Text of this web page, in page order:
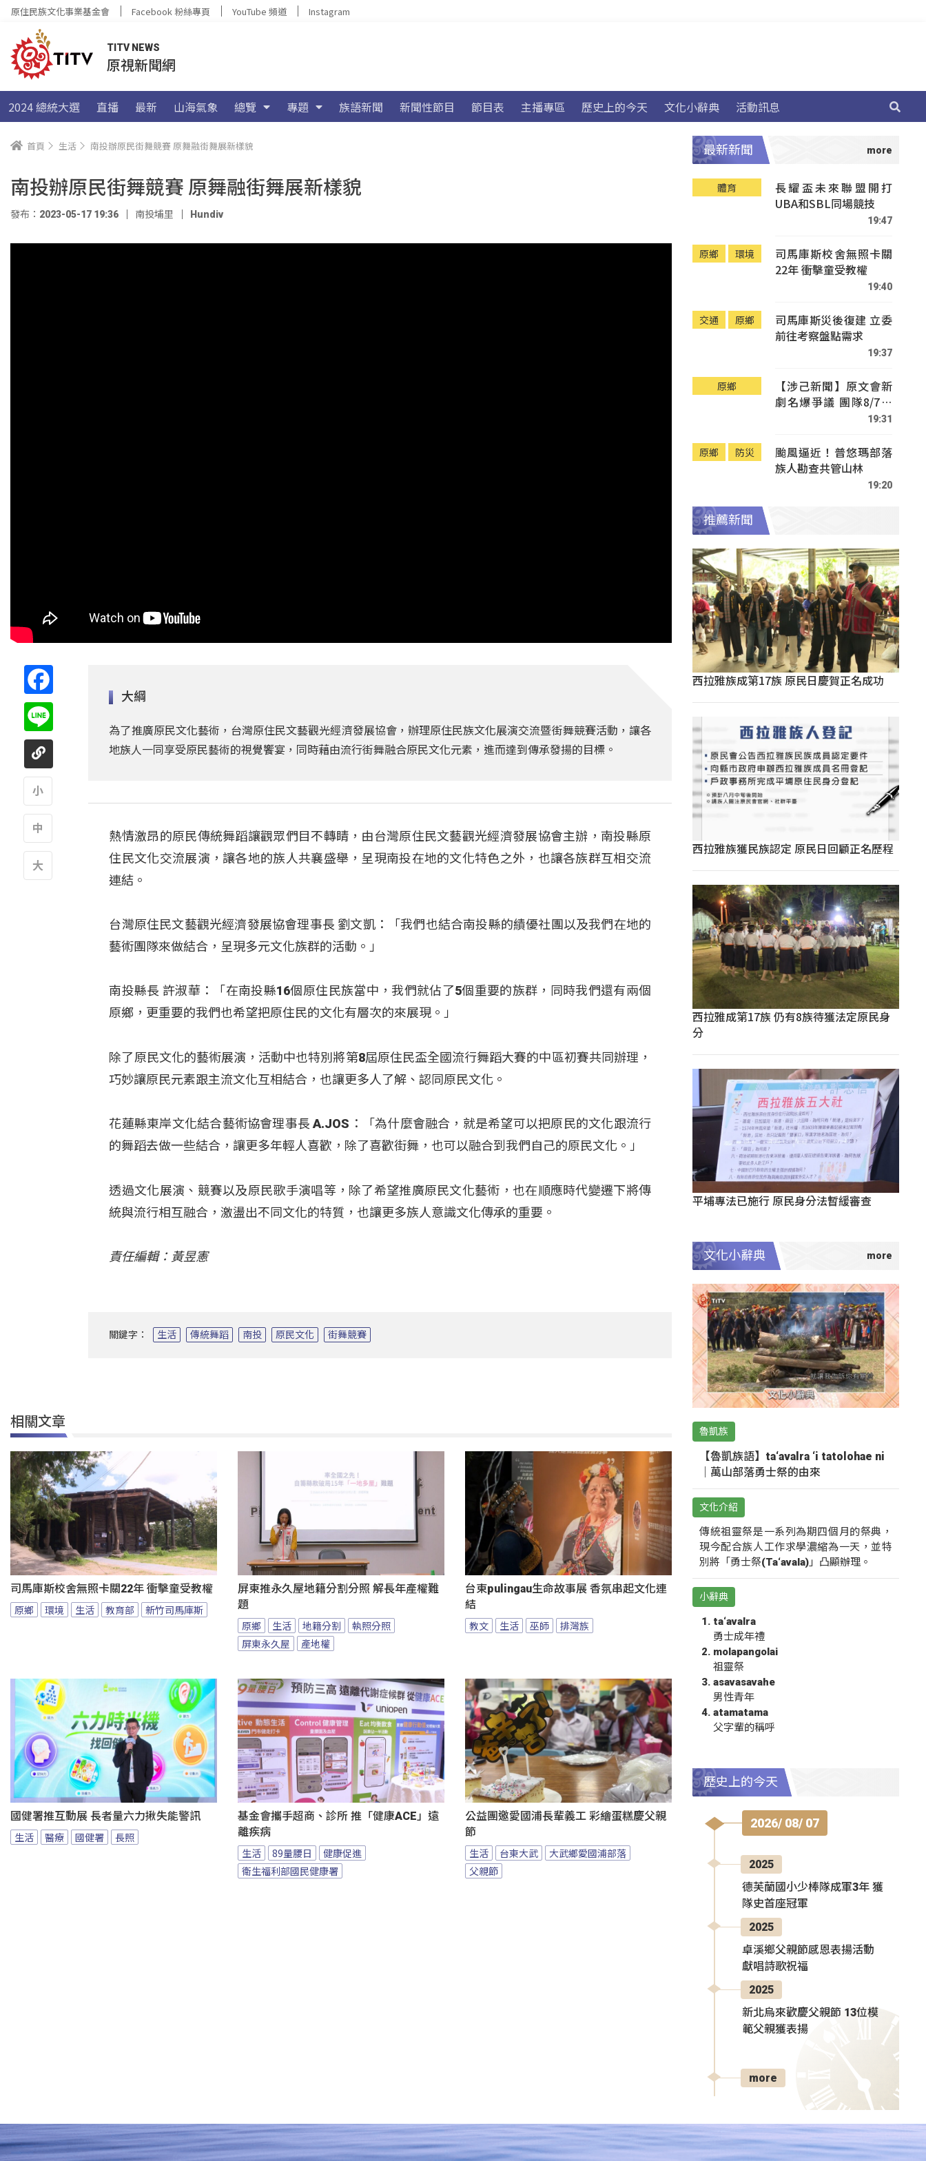
原住民族文化事業基金會 Facebook 粉絲專頁 YouTube 頻道 Instagram
TITV NEWS
原視新聞網
2024 總統大選 直播 最新 山海氣象 總覽 專題 族語新聞 新聞性節目 節目表 主播專區 歷史上的今天 文化小辭典 活動訊息
首頁 生活 南投辦原民街舞競賽 原舞融街舞展新樣貌
南投辦原民街舞競賽 原舞融街舞展新樣貌
發布：2023-05-17 19:36 南投埔里 Hundiv
大綱
為了推廣原民文化藝術，台灣原住民文藝觀光經濟發展協會，辦理原住民族文化展演交流暨街舞競賽活動，讓各
地族人一同享受原民藝術的視覺饗宴，同時藉由流行街舞融合原民文化元素，進而達到傳承發揚的目標。
熱情激昂的原民傳統舞蹈讓觀眾們目不轉睛，由台灣原住民文藝觀光經濟發展協會主辦，南投縣原
住民文化交流展演，讓各地的族人共襄盛舉，呈現南投在地的文化特色之外，也讓各族群互相交流
連結。
台灣原住民文藝觀光經濟發展協會理事長 劉文凱：「我們也結合南投縣的績優社團以及我們在地的
藝術團隊來做結合，呈現多元文化族群的活動。」
南投縣長 許淑華：「在南投縣16個原住民族當中，我們就佔了5個重要的族群，同時我們還有兩個
原鄉，更重要的我們也希望把原住民的文化有層次的來展現。」
除了原民文化的藝術展演，活動中也特別將第8屆原住民盃全國流行舞蹈大賽的中區初賽共同辦理，
巧妙讓原民元素跟主流文化互相結合，也讓更多人了解、認同原民文化。
花蓮縣東岸文化結合藝術協會理事長 A.JOS：「為什麼會融合，就是希望可以把原民的文化跟流行
的舞蹈去做一些結合，讓更多年輕人喜歡，除了喜歡街舞，也可以融合到我們自己的原民文化。」
透過文化展演、競賽以及原民歌手演唱等，除了希望推廣原民文化藝術，也在順應時代變遷下將傳
統與流行相互融合，激盪出不同文化的特質，也讓更多族人意識文化傳承的重要。
責任編輯：黃昱憲
關鍵字： 生活 傳統舞蹈 南投 原民文化 街舞競賽
相關文章
司馬庫斯校舍無照卡關22年 衝擊童受教權
原鄉 環境 生活 教育部 新竹司馬庫斯
屏東推永久屋地籍分割分照 解長年產權難
題
原鄉 生活 地籍分割
執照分照
屏東永久屋
產地權
台東pulingau生命故事展 香氛串起文化連
結
教文 生活 巫師 排灣族
國健署推互動展 長者量六力揪失能警訊
生活 醫療 國健署 長照
基金會攜手超商、診所 推「健康ACE」遠
離疾病
生活 89量腰日
健康促進
衛生福利部國民健康署
公益團邀愛國浦長輩義工 彩繪蛋糕慶父親
節
生活 台東大武
大武鄉愛國浦部落
父親節
最新新聞
體育
長耀盃未來聯盟開打
UBA和SBL同場競技
19:47
原鄉 環境
司馬庫斯校舍無照卡關
22年 衝擊童受教權
19:40
交通 原鄉
司馬庫斯災後復建 立委
前往考察盤點需求
19:37
原鄉
【涉己新聞】原文會新
劇名爆爭議 團隊8/7赴
19:31
原鄉 防災
颱風逼近！普悠瑪部落
族人勘查共管山林
19:20
推薦新聞
西拉雅族成第17族 原民日慶賀正名成功
西拉雅族獲民族認定 原民日回顧正名歷程
西拉雅成第17族 仍有8族待獲法定原民身
分
平埔專法已施行 原民身分法暫緩審查
文化小辭典
魯凱族
【魯凱族語】ta‘avalra ‘i tatolohae ni
｜萬山部落勇士祭的由來
文化介紹
傳統祖靈祭是一系列為期四個月的祭典，
現今配合族人工作求學濃縮為一天，並特
別將「勇士祭(Ta‘avala)」凸顯辦理。
小辭典
ta‘avalra
勇士成年禮
molapangolai
祖靈祭
asavasavahe
男性青年
atamatama
父字輩的稱呼
歷史上的今天
2026/ 08/ 07
2025
德芙蘭國小少棒隊成軍3年 獲
隊史首座冠軍
2025
卓溪鄉父親節感恩表揚活動
獻唱詩歌祝福
2025
新北烏來歡慶父親節 13位模
範父親獲表揚
more